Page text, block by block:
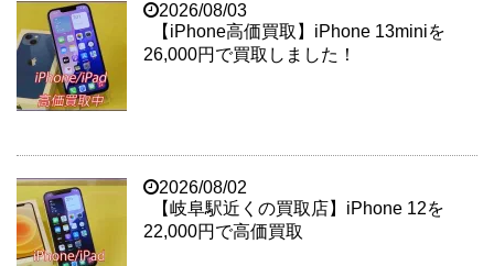
2026/08/03
【iPhone高価買取】iPhone 13miniを
26,000円で買取しました！
2026/08/02
【岐阜駅近くの買取店】iPhone 12を
22,000円で高価買取